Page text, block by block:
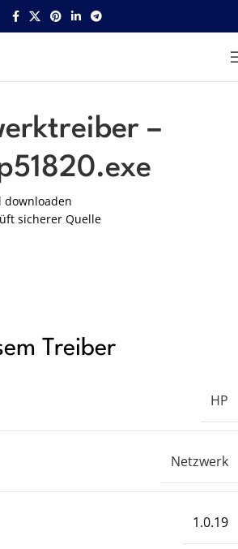
–
downloaden
sicherer Quelle
Treiber
HP
Netzwerk
1.0.19